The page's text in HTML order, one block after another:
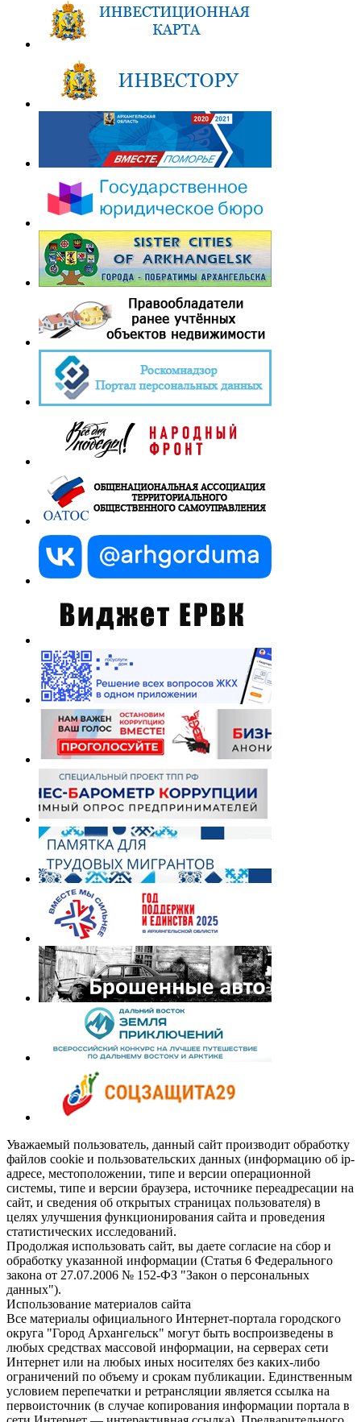
Уважаемый пользователь, данный сайт производит обработку
файлов cookie и пользовательских данных (информацию об ip-
адресе, местоположении, типе и версии операционной
системы, типе и версии браузера, источнике переадресации на
сайт, и сведения об открытых страницах пользователя) в
целях улучшения функционирования сайта и проведения
статистических исследований.
Продолжая использовать сайт, вы даете согласие на сбор и
обработку указанной информации (Статья 6 Федерального
закона от 27.07.2006 № 152-ФЗ "Закон о персональных
данных").
Использование материалов сайта
Все материалы официального Интернет-портала городского
округа "Город Архангельск" могут быть воспроизведены в
любых средствах массовой информации, на серверах сети
Интернет или на любых иных носителях без каких-либо
ограничений по объему и срокам публикации. Единственным
условием перепечатки и ретрансляции является ссылка на
первоисточник (в случае копирования информации портала в